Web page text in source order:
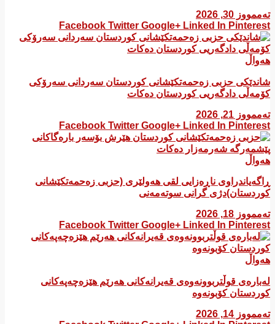
تەممووز 30, 2026
Facebook Twitter Google+ Linked In Pinterest
هەواڵ
شاندێکی حزبی زەحمەتکێشانی کوردستان سەردانی سەرۆکی
کۆمەڵی دادگەریی کوردستان دەکات
تەممووز 21, 2026
Facebook Twitter Google+ Linked In Pinterest
هەواڵ
ڕاگەیاندراوی ناڕەزایی لقی هەولێری (حزبی زەحمەتکێشانی
کوردستان)دژی گرانی سوتەمەنی
تەممووز 18, 2026
Facebook Twitter Google+ Linked In Pinterest
هەواڵ
لەبارەی قوڵتربوونەوەی قەیرانەكانی هەرێم هێزەچەپەكانی
كوردستان كۆبونەوە
تەممووز 14, 2026